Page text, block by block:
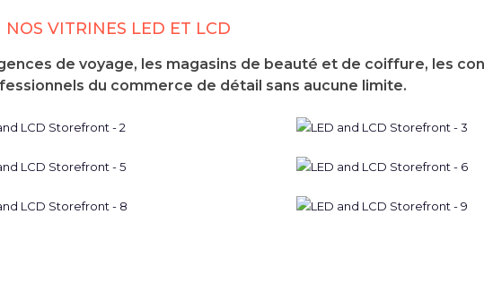
NOS VITRINES LED ET LCD
de voyage, les magasins de beauté et de coiffure, les
du commerce de détail sans aucune limite.